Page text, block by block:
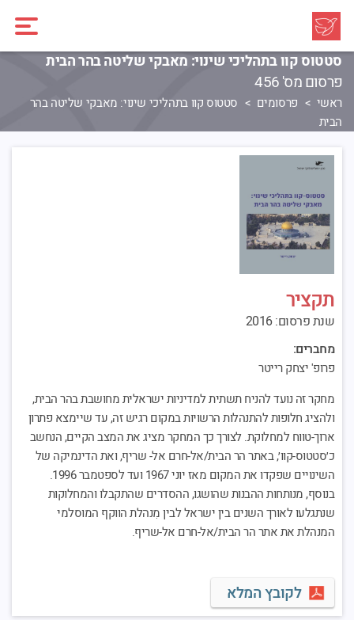
סטטוס קוו בתהליכי שינוי: מאבקי שליטה בהר הבית
פרסום מס' 456
ראשי פרסומים
סטטוס קוו בתהליכי שינוי: מאבקי שליטה בהר
הבית
תקציר
שנת פרסום: 2016
מחברים:
פרופ' יצחק רייטר
מחקר זה נועד להניח תשתית למדיניות ישראלית מחושבת בהר הבית,
ולהציג חלופות להתנהלות הרשויות במקום רגיש זה, עד שיימצא פתרון
ארוך-טווח למחלוקת. לצורך כך המחקר מציג את המצב הקיים, הנחשב
כ׳סטטוס-קוו׳, באתר הר הבית/אל-חרם אל- שריף, ואת הדינמיקה של
השינויים שפקדו את המקום מאז יוני 1967 ועד לספטמבר 1996.
בנוסף, מנותחות ההבנות שהושגו, ההסדרים שהתקבלו והמחלוקות
שנתגלעו לאורך השנים בין ישראל לבין מִנהלת הווקף המוסלמי
המנהלת את אתר הר הבית/אל-חרם אל-שריף.
לקובץ המלא